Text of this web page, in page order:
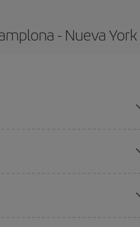
- Nueva York